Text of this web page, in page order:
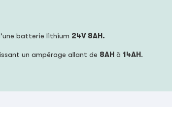
batterie lithium 24V 8AH.
un ampérage allant de 8AH à 14AH .